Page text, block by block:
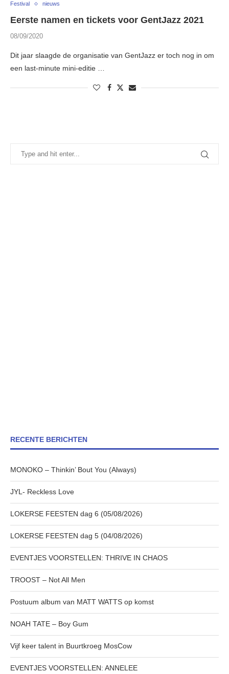
Festival nieuws
Eerste namen en tickets voor GentJazz 2021
08/09/2020
Dit jaar slaagde de organisatie van GentJazz er toch nog in om
een last-minute mini-editie …
RECENTE BERICHTEN
MONOKO – Thinkin’ Bout You (Always)
JYL- Reckless Love
LOKERSE FEESTEN dag 6 (05/08/2026)
LOKERSE FEESTEN dag 5 (04/08/2026)
EVENTJES VOORSTELLEN: THRIVE IN CHAOS
TROOST – Not All Men
Postuum album van MATT WATTS op komst
NOAH TATE – Boy Gum
Vijf keer talent in Buurtkroeg MosCow
EVENTJES VOORSTELLEN: ANNELEE